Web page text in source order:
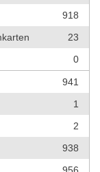
918
23
0
941
1
2
938
956